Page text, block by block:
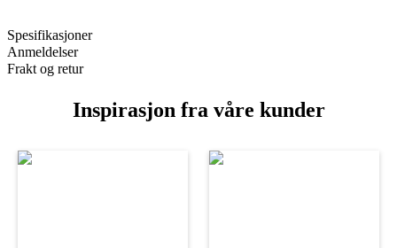
Spesifikasjoner
Anmeldelser
Frakt og retur
Inspirasjon fra våre kunder